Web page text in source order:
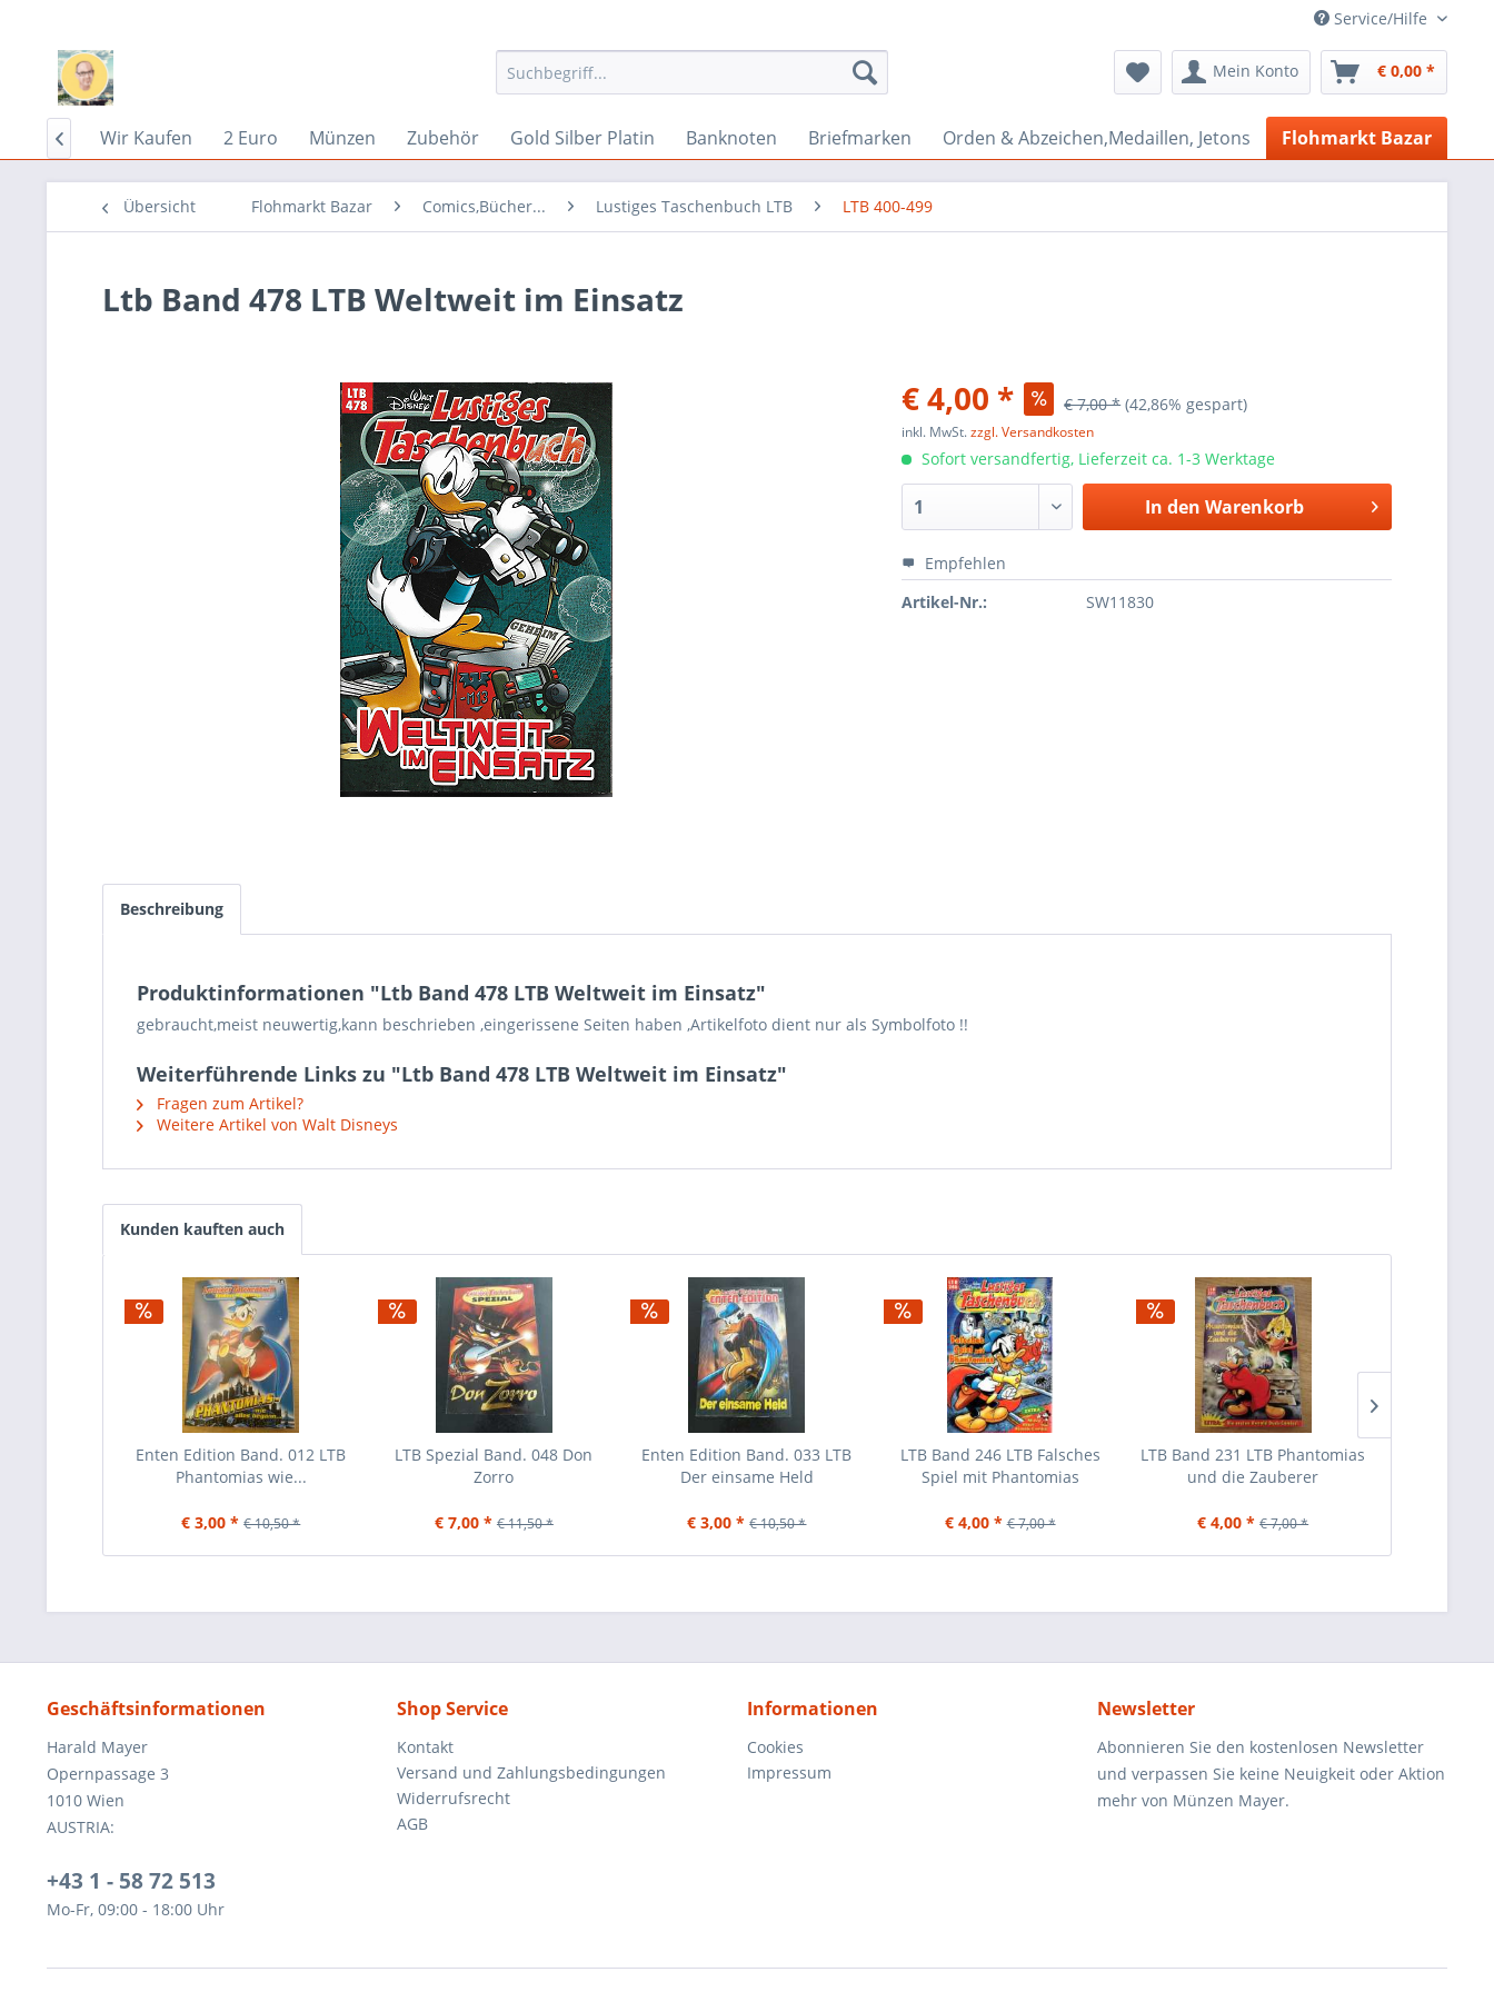
Service/Hilfe
Mein Konto € 0,00 *
Home Wir Kaufen 2 Euro Münzen Zubehör Gold Silber Platin Banknoten Briefmarken Orden & Abzeichen,Medaillen, Jetons Flohmarkt Bazar

Übersicht Flohmarkt Bazar Comics,Bücher... Lustiges Taschenbuch LTB LTB 400-499
Ltb Band 478 LTB Weltweit im Einsatz
€ 4,00 * € 7,00 * (42,86% gespart)
inkl. MwSt.zzgl. Versandkosten
Sofort versandfertig, Lieferzeit ca. 1-3 Werktage
In den Warenkorb
Empfehlen
Artikel-Nr.:
SW11830
Beschreibung
Produktinformationen "Ltb Band 478 LTB Weltweit im Einsatz"
gebraucht,meist neuwertig,kann beschrieben ,eingerissene Seiten haben ,Artikelfoto dient nur als Symbolfoto !!
Weiterführende Links zu "Ltb Band 478 LTB Weltweit im Einsatz"
Fragen zum Artikel?
Weitere Artikel von Walt Disneys
Kunden kauften auch
Enten Edition Band. 012 LTB
Phantomias wie...
€ 3,00 * € 10,50 *
LTB Spezial Band. 048 Don
Zorro
€ 7,00 * € 11,50 *
Enten Edition Band. 033 LTB
Der einsame Held
€ 3,00 * € 10,50 *
LTB Band 246 LTB Falsches
Spiel mit Phantomias
€ 4,00 * € 7,00 *
LTB Band 231 LTB Phantomias
und die Zauberer
€ 4,00 * € 7,00 *
Geschäftsinformationen
Harald Mayer
Opernpassage 3
1010 Wien
AUSTRIA:
+43 1 - 58 72 513
Mo-Fr, 09:00 - 18:00 Uhr
Shop Service
Kontakt
Versand und Zahlungsbedingungen
Widerrufsrecht
AGB
Informationen
Cookies
Impressum
Newsletter
Abonnieren Sie den kostenlosen Newsletter
und verpassen Sie keine Neuigkeit oder Aktion
mehr von Münzen Mayer.